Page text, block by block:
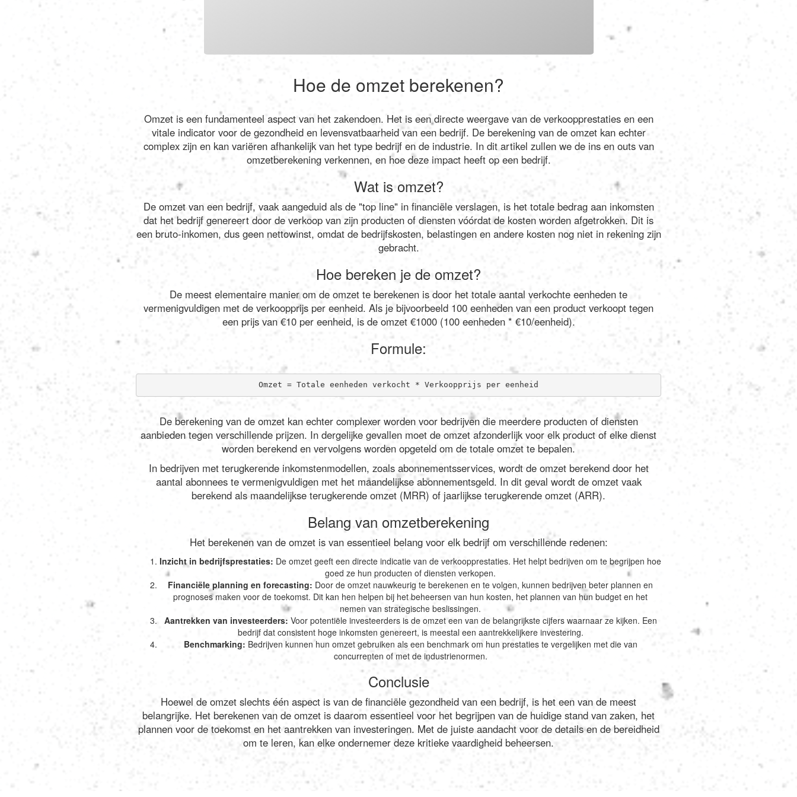
Português
Hoe de omzet berekenen?
Omzet is een fundamenteel aspect van het zakendoen. Het is een directe weergave van de verkoopprestaties en een
vitale indicator voor de gezondheid en levensvatbaarheid van een bedrijf. De berekening van de omzet kan echter
complex zijn en kan variëren afhankelijk van het type bedrijf en de industrie. In dit artikel zullen we de ins en outs van
omzetberekening verkennen, en hoe deze impact heeft op een bedrijf.
Wat is omzet?
De omzet van een bedrijf, vaak aangeduid als de "top line" in financiële verslagen, is het totale bedrag aan inkomsten
dat het bedrijf genereert door de verkoop van zijn producten of diensten vóórdat de kosten worden afgetrokken. Dit is
een bruto-inkomen, dus geen nettowinst, omdat de bedrijfskosten, belastingen en andere kosten nog niet in rekening zijn
gebracht.
Hoe bereken je de omzet?
De meest elementaire manier om de omzet te berekenen is door het totale aantal verkochte eenheden te
vermenigvuldigen met de verkoopprijs per eenheid. Als je bijvoorbeeld 100 eenheden van een product verkoopt tegen
een prijs van €10 per eenheid, is de omzet €1000 (100 eenheden * €10/eenheid).
Formule:
Omzet = Totale eenheden verkocht * Verkoopprijs per eenheid
De berekening van de omzet kan echter complexer worden voor bedrijven die meerdere producten of diensten
aanbieden tegen verschillende prijzen. In dergelijke gevallen moet de omzet afzonderlijk voor elk product of elke dienst
worden berekend en vervolgens worden opgeteld om de totale omzet te bepalen.
In bedrijven met terugkerende inkomstenmodellen, zoals abonnementsservices, wordt de omzet berekend door het
aantal abonnees te vermenigvuldigen met het maandelijkse abonnementsgeld. In dit geval wordt de omzet vaak
berekend als maandelijkse terugkerende omzet (MRR) of jaarlijkse terugkerende omzet (ARR).
Belang van omzetberekening
Het berekenen van de omzet is van essentieel belang voor elk bedrijf om verschillende redenen:
Inzicht in bedrijfsprestaties: De omzet geeft een directe indicatie van de verkoopprestaties. Het helpt bedrijven om te begrijpen hoe
goed ze hun producten of diensten verkopen.
Financiële planning en forecasting: Door de omzet nauwkeurig te berekenen en te volgen, kunnen bedrijven beter plannen en
prognoses maken voor de toekomst. Dit kan hen helpen bij het beheersen van hun kosten, het plannen van hun budget en het
nemen van strategische beslissingen.
Aantrekken van investeerders: Voor potentiële investeerders is de omzet een van de belangrijkste cijfers waarnaar ze kijken. Een
bedrijf dat consistent hoge inkomsten genereert, is meestal een aantrekkelijkere investering.
Benchmarking: Bedrijven kunnen hun omzet gebruiken als een benchmark om hun prestaties te vergelijken met die van
concurrenten of met de industrienormen.
Conclusie
Hoewel de omzet slechts één aspect is van de financiële gezondheid van een bedrijf, is het een van de meest
belangrijke. Het berekenen van de omzet is daarom essentieel voor het begrijpen van de huidige stand van zaken, het
plannen voor de toekomst en het aantrekken van investeringen. Met de juiste aandacht voor de details en de bereidheid
om te leren, kan elke ondernemer deze kritieke vaardigheid beheersen.